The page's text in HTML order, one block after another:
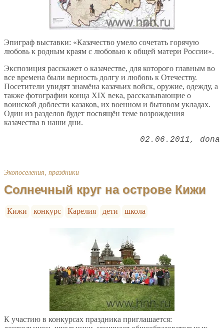
Эпиграф выставки: «Казачество умело сочетать горячую
любовь к родным краям с любовью к общей матери России».
Экспозиция расскажет о казачестве, для которого главным во
все времена были верность долгу и любовь к Отечеству.
Посетители увидят знамёна казачьих войск, оружие, одежду, а
также фотографии конца ХIХ века, рассказывающие о
воинской доблести казаков, их военном и бытовом укладах.
Один из разделов будет посвящён теме возрождения
казачества в наши дни.
02.06.2011 dona
Экопоселения, праздники
Солнечный круг на острове Кижи
Кижи конкурс Карелия дети школа
К участию в конкурсах праздника приглашается: